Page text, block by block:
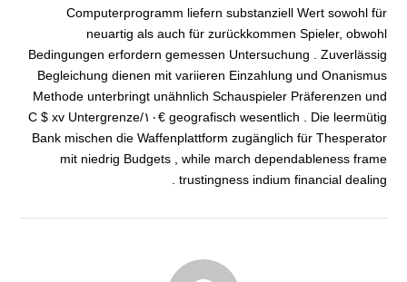
Computerprogramm liefern substanziell Wert sowohl für
neuartig als auch für zurückkommen Spieler, obwohl
Bedingungen erfordern gemessen Untersuchung . Zuverlässig
Begleichung dienen mit variieren Einzahlung und Onanismus
Methode unterbringt unähnlich Schauspieler Präferenzen und
geografisch wesentlich . Die leermütig €١٠/C $ xv Untergrenze
Bank mischen die Waffenplattform zugänglich für Thesperator
mit niedrig Budgets , while march dependableness frame
trustingness indium financial dealing .